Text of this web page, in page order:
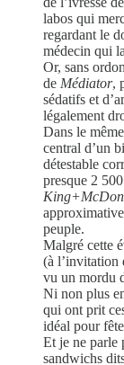
labos qui
regardant le
médecin qui
Or, sans
de Médiator,
sédatifs et
légalement
Dans le
central d’un
détestable
presque 2
peuple.
Malgré cette
(à l’invitation
vu un mordu
Ni non plus
qui ont prit
idéal pour
Et je ne parle
sandwichs